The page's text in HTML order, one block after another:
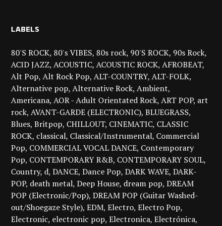
LABELS
80'S ROCK 80's VIBES 80s rock 90'S ROCK 90s Rock
ACID JAZZ ACOUSTIC ACOUSTIC ROCK AFROBEAT
Alt Pop Alt Rock Pop ALT-COUNTRY ALT-FOLK
Alternative pop Alternative Rock Ambient
Americana AOR - Adult Orientated Rock ART POP art
rock AVANT-GARDE (ELECTRONIC) BLUEGRASS
Blues Britpop CHILLOUT CINEMATIC CLASSIC
ROCK classical Classical/Instrumental Commercial
Pop COMMERCIAL VOCAL DANCE Contemporary
Pop CONTEMPORARY R&B CONTEMPORARY SOUL
Country d DANCE Dance Pop DARK WAVE DARK-
POP death metal Deep House dream pop DREAM
POP (Electronic/Pop) DREAM POP (Guitar Washed-
out/Shoegaze Style) EDM Electro Electro Pop
Electronic electronic pop Electronica Electrónica